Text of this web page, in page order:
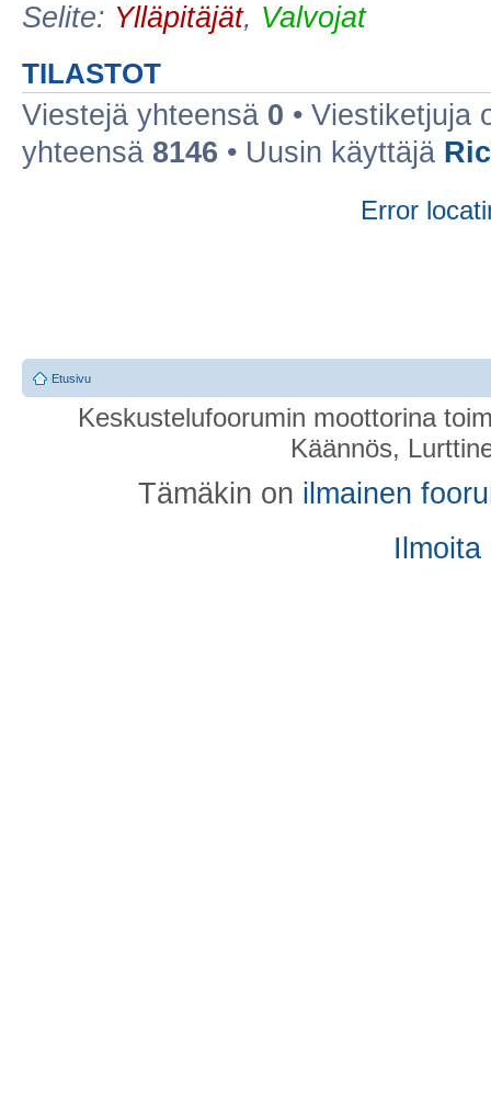
Selite: Ylläpitäjät, Valvojat
TILASTOT
Viestejä yhteensä 0 • Viestiketjuja
yhteensä 8146 • Uusin käyttäjä
Error
Etusivu
Keskustelufoorumin moottorina
Käännös,
Tämäkin on ilmainen